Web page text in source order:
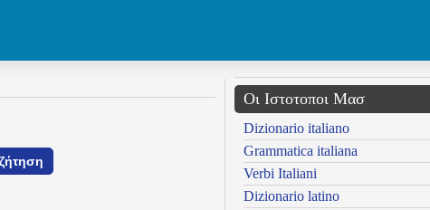
Οι Ιστοτοποι Μασ
Dizionario italiano
Grammatica italiana
Verbi Italiani
Dizionario latino